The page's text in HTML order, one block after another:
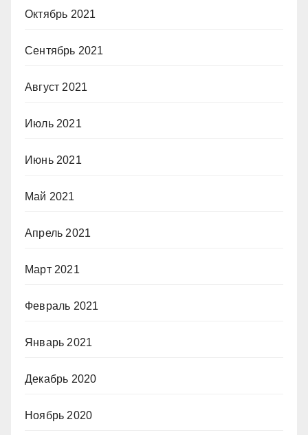
Октябрь 2021
Сентябрь 2021
Август 2021
Июль 2021
Июнь 2021
Май 2021
Апрель 2021
Март 2021
Февраль 2021
Январь 2021
Декабрь 2020
Ноябрь 2020